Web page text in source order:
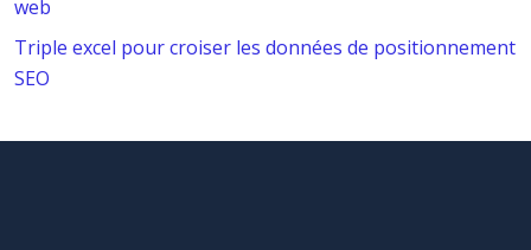
web
Triple excel pour croiser les données de positionnement
SEO